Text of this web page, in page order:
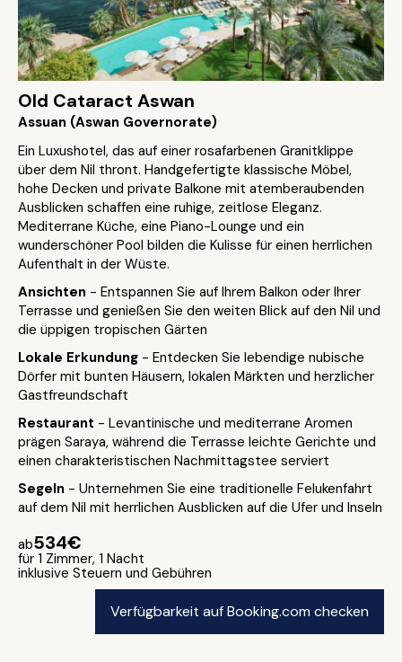
Old Cataract Aswan
Assuan (Aswan Governorate)
Ein Luxushotel, das auf einer rosafarbenen Granitklippe
über dem Nil thront. Handgefertigte klassische Möbel,
hohe Decken und private Balkone mit atemberaubenden
Ausblicken schaffen eine ruhige, zeitlose Eleganz.
Mediterrane Küche, eine Piano-Lounge und ein
wunderschöner Pool bilden die Kulisse für einen herrlichen
Aufenthalt in der Wüste.
Ansichten - Entspannen Sie auf Ihrem Balkon oder Ihrer
Terrasse und genießen Sie den weiten Blick auf den Nil und
die üppigen tropischen Gärten
Lokale Erkundung - Entdecken Sie lebendige nubische
Dörfer mit bunten Häusern, lokalen Märkten und herzlicher
Gastfreundschaft
Restaurant - Levantinische und mediterrane Aromen
prägen Saraya, während die Terrasse leichte Gerichte und
einen charakteristischen Nachmittagstee serviert
Segeln - Unternehmen Sie eine traditionelle Felukenfahrt
auf dem Nil mit herrlichen Ausblicken auf die Ufer und Inseln
ab534€
für 1 Zimmer, 1 Nacht
inklusive Steuern und Gebühren
Verfügbarkeit auf Booking.com checken